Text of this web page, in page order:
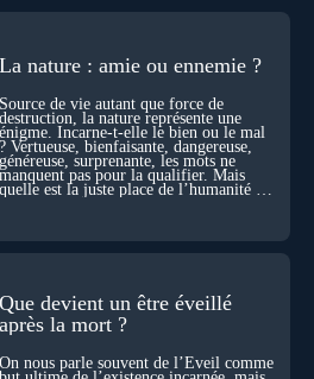
: visions vérifiées,
d’autres consciences
scientifiques… et toujours, cette
à bien plus vaste que lui-même
d’une révolution de la conscience ?
il accepter d’explorer ces
rigueur…
La nature : amie ou ennemie ?
Source de vie autant que force de
destruction, la nature représente une
énigme. Incarne-t-elle le bien ou le mal
? Vertueuse, bienfaisante, dangereuse,
généreuse, surprenante, les mots ne
manquent pas pour la qualifier. Mais
quelle est la juste place de l’humanité au
Que devient un être éveillé
après la mort ?
On nous parle souvent de l’Éveil comme